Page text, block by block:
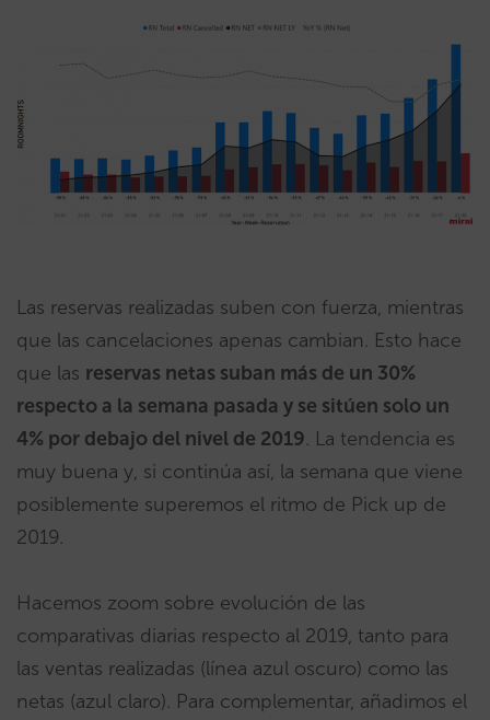
Las reservas realizadas suben con fuerza, mientras
que las cancelaciones apenas cambian. Esto hace
que las reservas netas suban más de un 30%
respecto a la semana pasada y se sitúen solo un
4% por debajo del nivel de 2019. La tendencia es
muy buena y, si continúa así, la semana que viene
posiblemente superemos el ritmo de Pick up de
2019.
Hacemos zoom sobre evolución de las
comparativas diarias respecto al 2019, tanto para
las ventas realizadas (línea azul oscuro) como las
netas (azul claro). Para complementar, añadimos el